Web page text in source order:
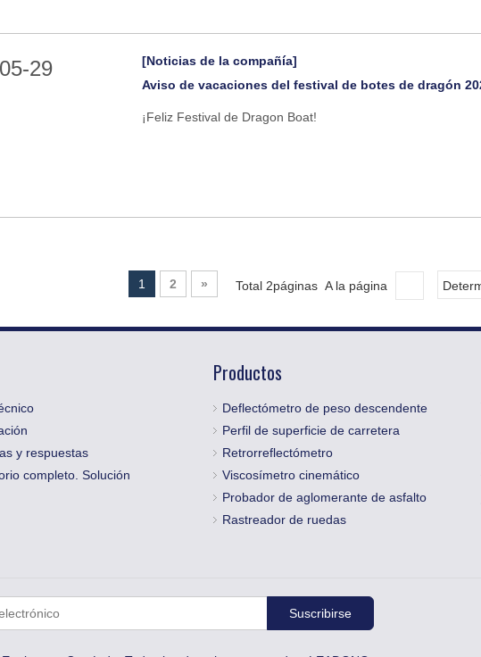
29
[Noticias de la compañía]
Aviso de vacaciones del festival de botes de dragón
¡Feliz Festival de Dragon Boat!
1 2 » Total 2páginas A la página
y respuestas
completo. Solución
Productos
Deflectómetro de peso descendente
Perfil de superficie de carretera
Retrorreflectómetro
Viscosímetro cinemático
Probador de aglomerante de asfalto
Rastreador de ruedas
Suscribirse